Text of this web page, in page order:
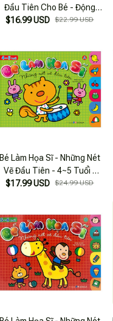
Đầu Tiên Cho Bé - Động
Vật Vui Vẻ
$16.99 USD $22.99 USD
Bé Làm Họa Sĩ - Những Nét
Vẽ Đầu Tiên - 4~5 Tuổi -
Tập A
$17.99 USD $24.99 USD